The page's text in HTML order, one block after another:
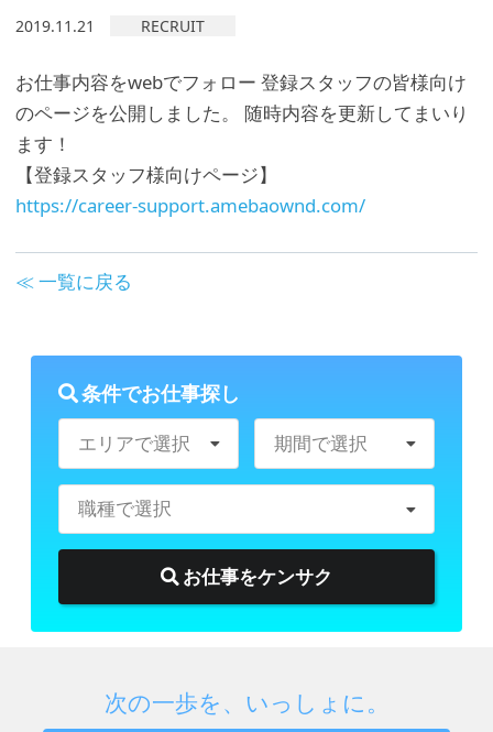
2019.11.21 RECRUIT
お仕事内容をwebでフォロー 登録スタッフの皆様向け
のページを公開しました。 随時内容を更新してまいり
ます！
【登録スタッフ様向けページ】
https://career-support.amebaownd.com/
≪ 一覧に戻る
条件でお仕事探し
エリアで選択 期間で選択
職種で選択
お仕事をケンサク
次の一歩を、いっしょに。